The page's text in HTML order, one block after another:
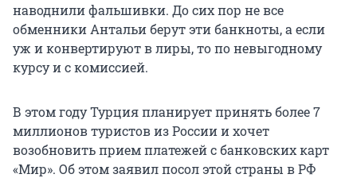
наводнили фальшивки. До сих пор не все
обменники Антальи берут эти банкноты, а если
уж и конвертируют в лиры, то по невыгодному
курсу и с комиссией.
В этом году Турция планирует принять более 7
миллионов туристов из России и хочет
возобновить прием платежей с банковских карт
«Мир». Об этом заявил посол этой страны в РФ